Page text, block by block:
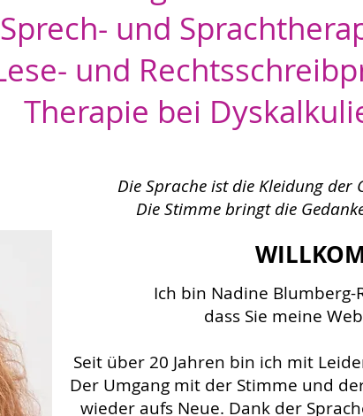
Sprech- und
und
Therapie bei
Die Sprache ist die Kleidung der
Die Stimme bringt die
Ich bin Nadine
dass Sie meine
Seit über 20 Jahren bin ich mit
Der Umgang mit der Stimme und
wieder aufs Neue. Dank der